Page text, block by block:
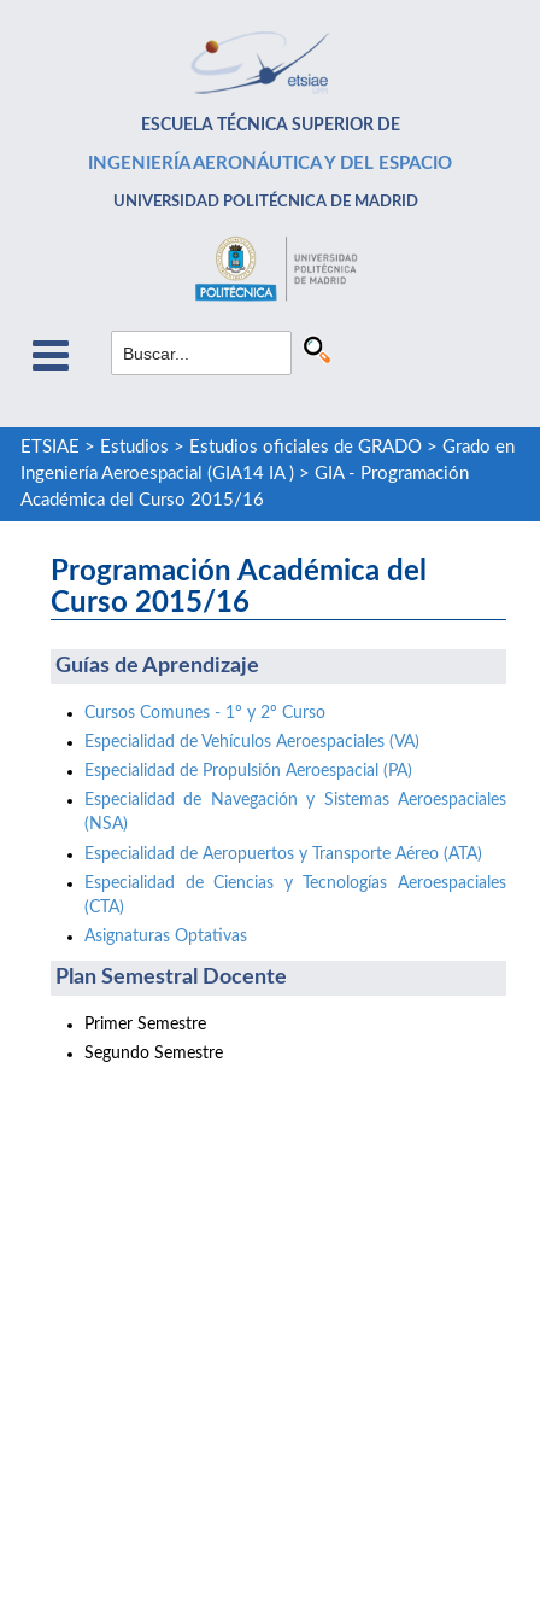
ESCUELA TÉCNICA SUPERIOR DE
INGENIERÍA AERONÁUTICA Y DEL ESPACIO
UNIVERSIDAD POLITÉCNICA DE MADRID
ETSIAE > Estudios > Estudios oficiales de GRADO> Grado en
Ingeniería Aeroespacial (GIA14 IA )> GIA - Programación
Académica del Curso 2015/16
Programación Académica del
Curso 2015/16
Guías de Aprendizaje
Cursos Comunes - 1º y 2º Curso
Especialidad de Vehículos Aeroespaciales (VA)
Especialidad de Propulsión Aeroespacial (PA)
Especialidad de Navegación y Sistemas Aeroespaciales
(NSA)
Especialidad de Aeropuertos y Transporte Aéreo (ATA)
Especialidad de Ciencias y Tecnologías Aeroespaciales
(CTA)
Asignaturas Optativas
Plan Semestral Docente
Primer Semestre
Segundo Semestre